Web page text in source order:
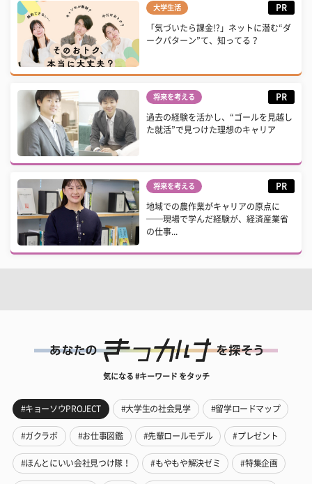
大学生活 PR
「気づいたら課金!?」ネットに潜む“ダ
ークパターン”て、知ってる？
将来を考える PR
過去の経験を活かし、“ゴールを見越し
た就活”で見つけた理想のキャリア
将来を考える PR
地域での農作業がキャリアの原点に
──現場で学んだ経験が、経済産業省
の仕事...
気になる #キーワード をタッチ
#キョーソウPROJECT #大学生の社会見学 #留学ロードマップ
#ガクラボ #お仕事図鑑 #先輩ロールモデル #プレゼント
#ほんとにいい会社見つけ隊！ #もやもや解決ゼミ #特集企画